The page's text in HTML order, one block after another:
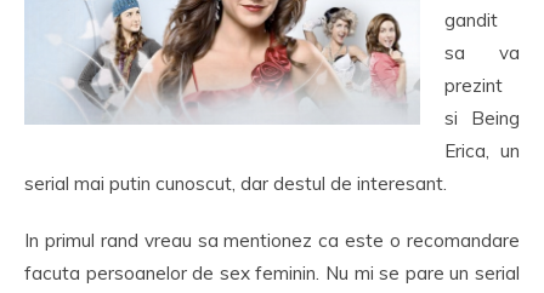
gandit
sa va
prezint
si Being
Erica, un
serial mai putin cunoscut, dar destul de interesant.
In primul rand vreau sa mentionez ca este o recomandare
facuta persoanelor de sex feminin. Nu mi se pare un serial